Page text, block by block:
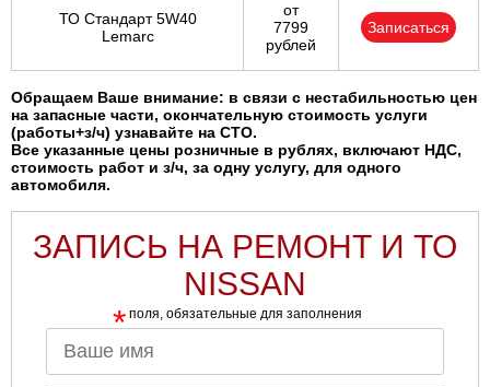
ТО Стандарт 5W40
Lemarc
от
7799
рублей
Записаться
Обращаем Ваше внимание: в связи с нестабильностью цен
на запасные части, окончательную стоимость услуги
(работы+з/ч) узнавайте на СТО.
Все указанные цены розничные в рублях, включают НДС,
стоимость работ и з/ч, за одну услугу, для одного
автомобиля.
ЗАПИСЬ НА РЕМОНТ И ТО
NISSAN
* поля, обязательные для заполнения